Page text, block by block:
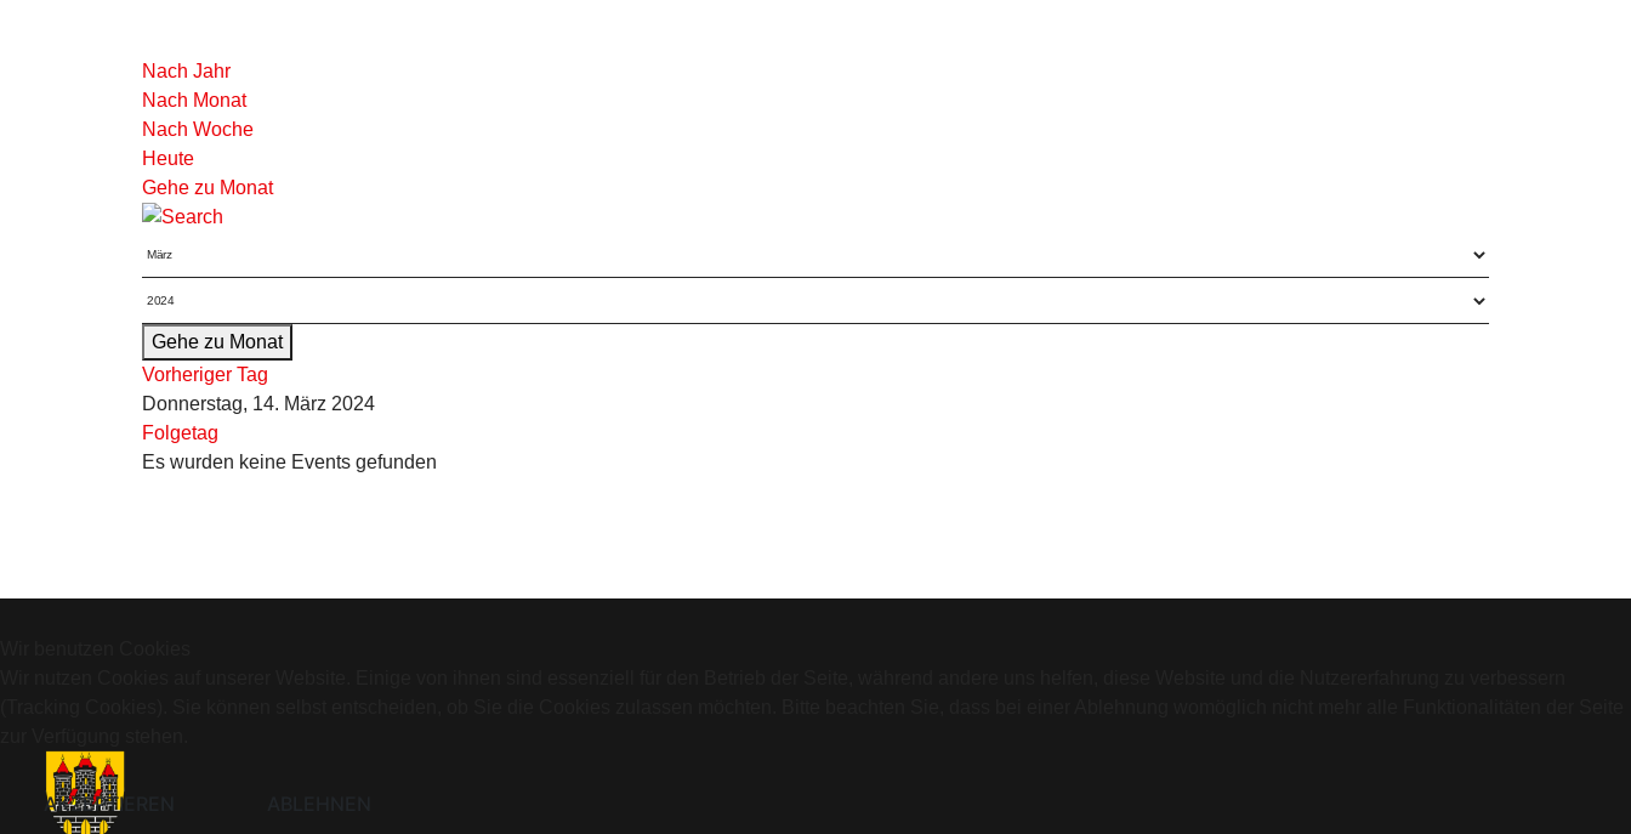
Nach Jahr
Nach Monat
Nach Woche
Heute
Gehe zu Monat
Gehe zu Monat
Vorheriger Tag
Donnerstag, 14. März 2024
Folgetag
Es wurden keine Events gefunden
AKZEPTIEREN